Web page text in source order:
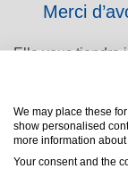
Merci
Elle vous tiendra
marché ainsi
aperçu du
Articles et
We may place these
show personalised
more information
Your consent and the